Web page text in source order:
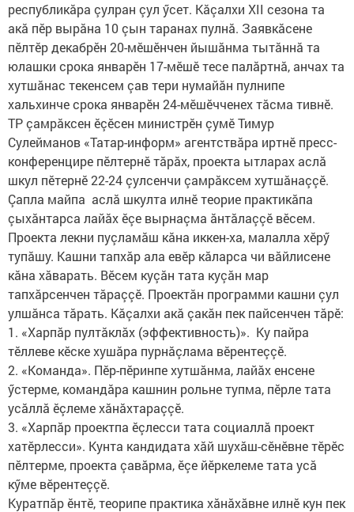
республикăра çулран çул ӳсет. Кăçалхи XII сезона та
акă пӗр вырăна 10 çын таранах пулнă. Заявкăсене
пӗлтӗр декабрӗн 20-мӗшӗнчен йышăнма тытăннă та
юлашки срока январӗн 17-мӗшӗ тесе палăртнă, анчах та
хутшăнас текенсем çав тери нумайăн пулнипе
хальхинче срока январӗн 24-мӗшӗчченех тăсма тивнӗ.
ТР çамрăксен ӗçӗсен министрӗн çумӗ Тимур
Сулейманов «Татар-информ» агентствăра иртнӗ пресс-
конференцире пӗлтернӗ тăрăх, проекта ытларах аслă
шкул пӗтернӗ 22-24 çулсенчи çамрăксем хутшăнаççӗ.
Çапла майпа аслă шкулта илнӗ теорие практикăпа
çыхăнтарса лайăх ӗçе вырнаçма ăнтăлаççӗ вӗсем.
Проекта лекни пуçламăш кăна иккен-ха, малалла хӗрӳ
тупăшу. Кашни тапхăр ала евӗр кăларса чи вăйлисене
кăна хăварать. Вӗсем куçăн тата куçăн мар
тапхăрсенчен тăраççӗ. Проектăн программи кашни çул
улшăнса тăрать. Кăçалхи акă çакăн пек пайсенчен тăрӗ:
1. «Харпăр пултăклăх (эффективность)». Ку пайра
тӗллеве кӗске хушăра пурнăçлама вӗрентеççӗ.
2. «Команда». Пӗр-пӗринпе хутшăнма, лайăх енсене
ӳстерме, командăра кашнин рольне тупма, пӗрле тата
усăллă ӗçлеме хăнăхтараççӗ.
3. «Харпăр проектпа ӗçлесси тата социаллă проект
хатӗрлесси». Кунта кандидата хăй шухăш-сӗнӗвне тӗрӗс
пӗлтерме, проекта çавăрма, ӗçе йӗркелеме тата усă
кӳме вӗрентеççӗ.
Куратпăр ӗнтӗ, теорипе практика хăнăхăвне илнӗ кун пек